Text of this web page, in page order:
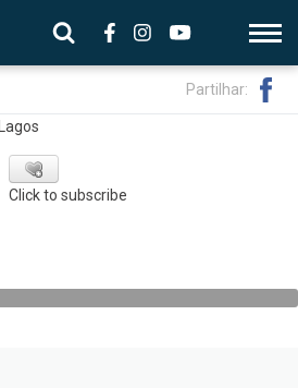
Partilhar:
Click to subscribe